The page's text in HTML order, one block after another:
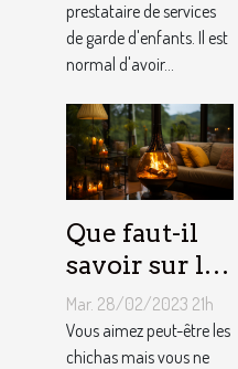
assistante
maternelle ?
prestataire de services
de garde d'enfants. Il est
normal d'avoir...
Que faut-il
savoir sur le
foyer chicha
?
Mar. 28/02/2023 21h
Vous aimez peut-être les
chichas mais vous ne